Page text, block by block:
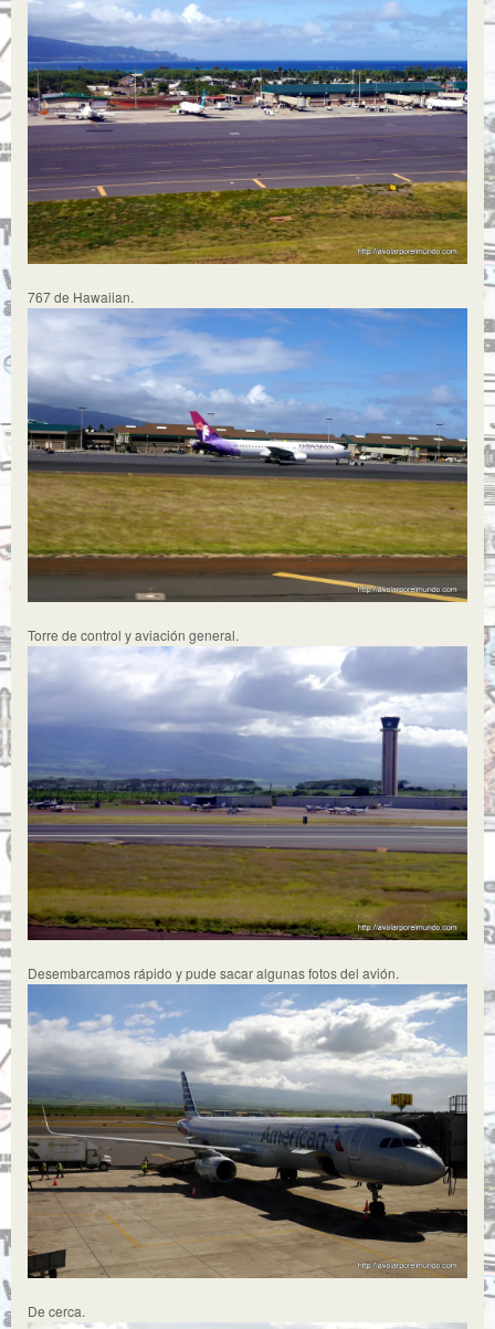
767 de Hawaiian.
Torre de control y aviación general.
Desembarcamos rápido y pude sacar algunas fotos del avión.
De cerca.